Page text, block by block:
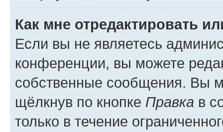
Как мне отредактировать
Если вы не являетесь
конференции, вы можете
собственные сообщения. Вы
щёлкнув по кнопке Правка в
только в течение